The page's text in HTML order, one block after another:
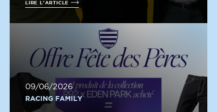
LIRE L'ARTICLE
09/06/2026
RACING FAMILY